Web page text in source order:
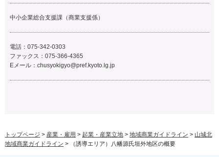
中小企業総合支援課（商業支援係）
電話：075-342-0303
ファックス：075-366-4365
Eメール： chusyokigyo@pref.kyoto.lg.jp
トップページ > 産業・雇用 > 起業・産業立地 > 地域商業ガイドライン > 山城北
地域商業ガイドライン > （誘導エリア）八幡源氏垣外地区の概要